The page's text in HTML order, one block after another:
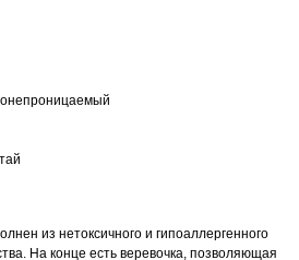
из нетоксичного и гипоаллергенного
На конце есть веревочка, позволяющая